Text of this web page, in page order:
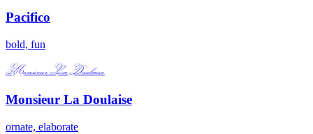
Pacifico
bold, fun
Monsieur La Doulaise
Monsieur La Doulaise
ornate, elaborate